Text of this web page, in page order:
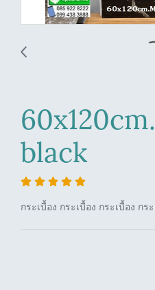
black
กระเบื้อง กระเบื้อง กระเบื้อง กร